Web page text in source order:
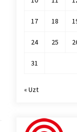
17 18
24 25
31
« Uzt